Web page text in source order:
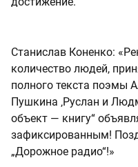
Станислав Коненко:
количество людей,
полного текста поэмы
Пушкина ‚Руслан и
объект — книгу“
зафиксированным!
„Дорожное радио“!»